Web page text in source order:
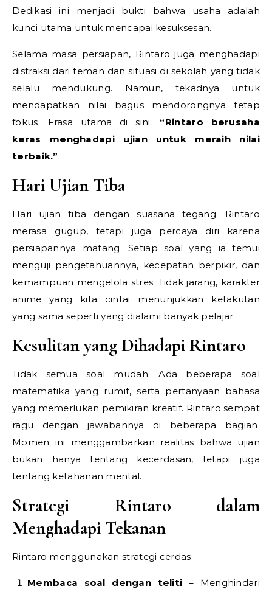
Dedikasi ini menjadi bukti bahwa usaha adalah
kunci utama untuk mencapai kesuksesan.
Selama masa persiapan, Rintaro juga menghadapi
distraksi dari teman dan situasi di sekolah yang tidak
selalu mendukung. Namun, tekadnya untuk
mendapatkan nilai bagus mendorongnya tetap
fokus. Frasa utama di sini: “Rintaro berusaha
keras menghadapi ujian untuk meraih nilai
terbaik.”
Hari Ujian Tiba
Hari ujian tiba dengan suasana tegang. Rintaro
merasa gugup, tetapi juga percaya diri karena
persiapannya matang. Setiap soal yang ia temui
menguji pengetahuannya, kecepatan berpikir, dan
kemampuan mengelola stres. Tidak jarang, karakter
anime yang kita cintai menunjukkan ketakutan
yang sama seperti yang dialami banyak pelajar.
Kesulitan yang Dihadapi Rintaro
Tidak semua soal mudah. Ada beberapa soal
matematika yang rumit, serta pertanyaan bahasa
yang memerlukan pemikiran kreatif. Rintaro sempat
ragu dengan jawabannya di beberapa bagian.
Momen ini menggambarkan realitas bahwa ujian
bukan hanya tentang kecerdasan, tetapi juga
tentang ketahanan mental.
Strategi Rintaro dalam
Menghadapi Tekanan
Rintaro menggunakan strategi cerdas:
Membaca soal dengan teliti – Menghindari